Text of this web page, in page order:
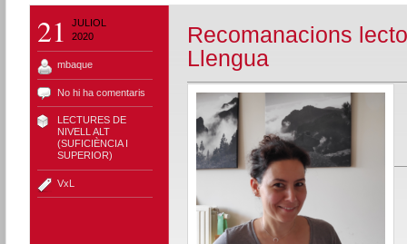
21
JULIOL
2020
mbaque
No hi ha comentaris
LECTURES DE
NIVELL ALT
(SUFICIÈNCIA I
SUPERIOR)
VxL
Recomanacions
Llengua